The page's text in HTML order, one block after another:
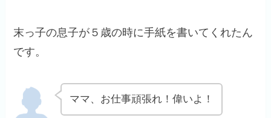
末っ子の息子が５歳の時に手紙を書いてくれたん
です。
ママ、お仕事頑張れ！偉いよ！